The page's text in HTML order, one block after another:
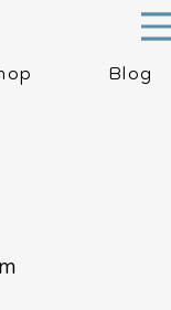
Menu
Blog